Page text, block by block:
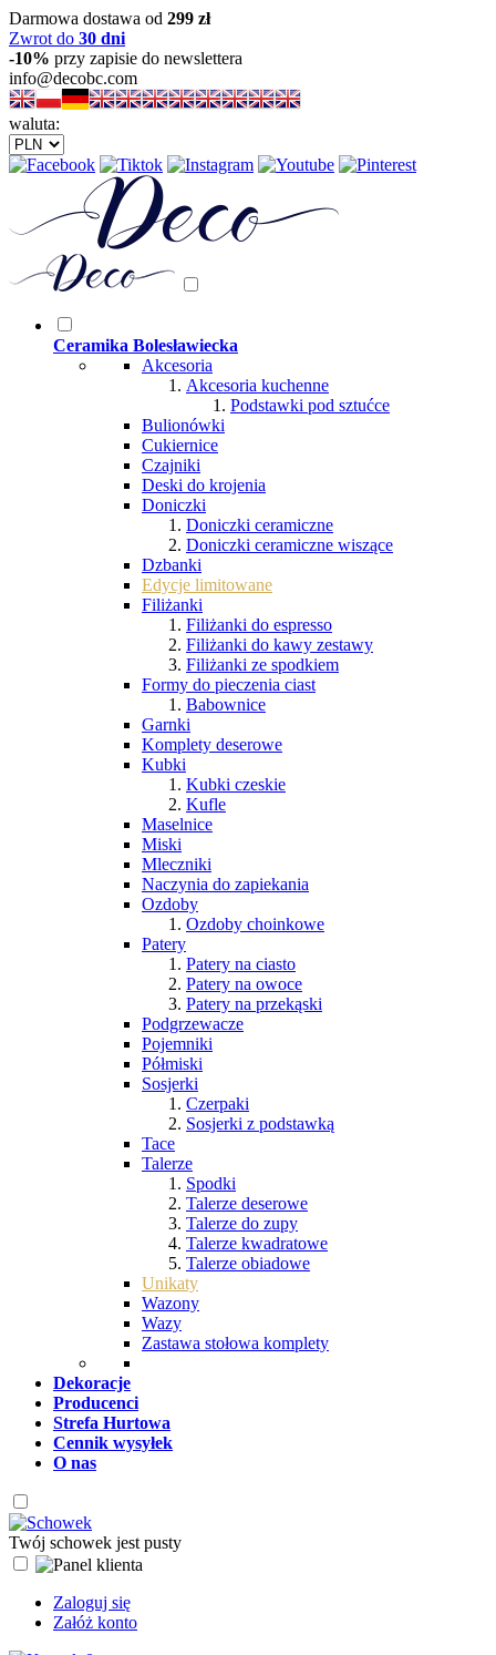
Darmowa dostawa od 299 zł
Zwrot do 30 dni
-10% przy zapisie do newslettera
info@decobc.com
waluta:
Ceramika Bolesławiecka
Akcesoria
Akcesoria kuchenne
Podstawki pod sztućce
Bulionówki
Cukiernice
Czajniki
Deski do krojenia
Doniczki
Doniczki ceramiczne
Doniczki ceramiczne wiszące
Dzbanki
Edycje limitowane
Filiżanki
Filiżanki do espresso
Filiżanki do kawy zestawy
Filiżanki ze spodkiem
Formy do pieczenia ciast
Babownice
Garnki
Komplety deserowe
Kubki
Kubki czeskie
Kufle
Maselnice
Miski
Mleczniki
Naczynia do zapiekania
Ozdoby
Ozdoby choinkowe
Patery
Patery na ciasto
Patery na owoce
Patery na przekąski
Podgrzewacze
Pojemniki
Półmiski
Sosjerki
Czerpaki
Sosjerki z podstawką
Tace
Talerze
Spodki
Talerze deserowe
Talerze do zupy
Talerze kwadratowe
Talerze obiadowe
Unikaty
Wazony
Wazy
Zastawa stołowa komplety
Dekoracje
Producenci
Strefa Hurtowa
Cennik wysyłek
O nas
Twój schowek jest pusty
Zaloguj się
Załóż konto